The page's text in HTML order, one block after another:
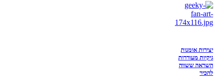
יצירות אומנות
גיקיות מעוררות
השראה ששווה
להכיר